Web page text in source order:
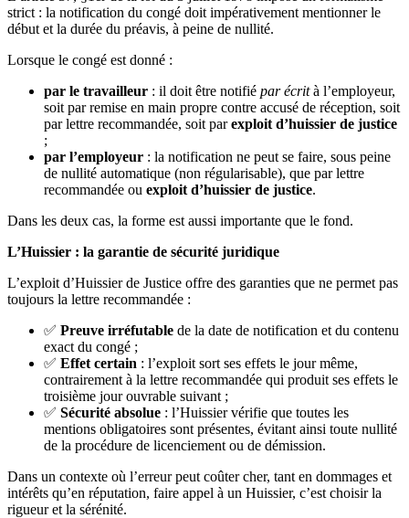
strict : la notification du congé doit impérativement mentionner le
début et la durée du préavis, à peine de nullité.
Lorsque le congé est donné :
par le travailleur : il doit être notifié par écrità l’employeur,
soit par remise en main propre contre accusé de réception, soit
par lettre recommandée, soit parexploit d’huissier de justice
;
par l’employeur : la notification ne peut se faire, sous peine
de nullité automatique (non régularisable), que par lettre
recommandée ou exploit d’huissier de justice.
Dans les deux cas, la forme est aussi importante que le fond.
L’Huissier : la garantie de sécurité juridique
L’exploit d’Huissier de Justice offre des garanties que ne permet pas
toujours la lettre recommandée :
✅ Preuve irréfutable de la date de notification et du contenu
exact du congé ;
✅ Effet certain : l’exploit sort ses effets le jour même,
contrairement à la lettre recommandée qui produit ses effets le
troisième jour ouvrable suivant ;
✅ Sécurité absolue : l’Huissier vérifie que toutes les
mentions obligatoires sont présentes, évitant ainsi toute nullité
de la procédure de licenciement ou de démission.
Dans un contexte où l’erreur peut coûter cher, tant en dommages et
intérêts qu’en réputation, faire appel à un Huissier, c’est choisir la
rigueur et la sérénité.